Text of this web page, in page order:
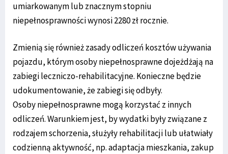
umiarkowanym lub znacznym stopniu
niepełnosprawności wynosi 2280 zł rocznie.
Zmienią się również zasady odliczeń kosztów używania
pojazdu, którym osoby niepełnosprawne dojeżdżają na
zabiegi leczniczo-rehabilitacyjne. Konieczne będzie
udokumentowanie, że zabiegi się odbyły.
Osoby niepełnosprawne mogą korzystać z innych
odliczeń. Warunkiem jest, by wydatki były związane z
rodzajem schorzenia, służyły rehabilitacji lub ułatwiały
codzienną aktywność, np. adaptacja mieszkania, zakup